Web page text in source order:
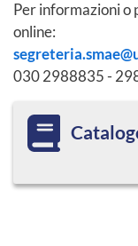
Per informazioni
online:
030 2988835 -